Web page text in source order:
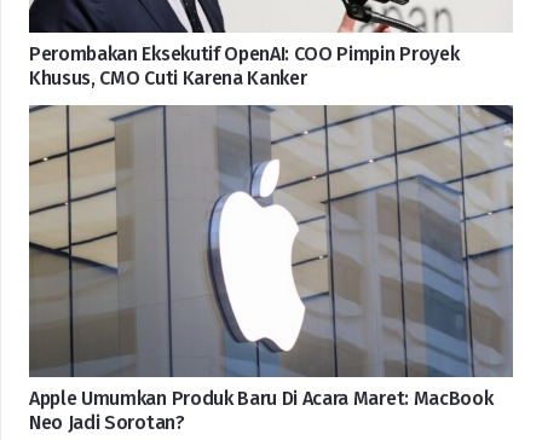
Perombakan Eksekutif OpenAI: COO Pimpin Proyek
Khusus, CMO Cuti Karena Kanker
Apple Umumkan Produk Baru Di Acara Maret: MacBook
Neo Jadi Sorotan?